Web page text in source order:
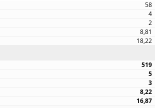
58
4
2
8,81
18,22
519
5
3
8,22
16,87